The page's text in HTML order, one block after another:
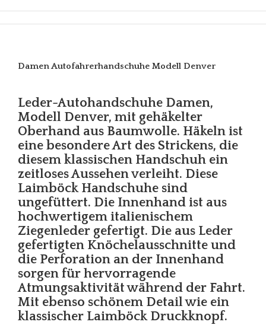
Damen Autofahrerhandschuhe Modell Denver
Leder-Autohandschuhe Damen,
Modell Denver, mit gehäkelter
Oberhand aus Baumwolle. Häkeln ist
eine besondere Art des Strickens, die
diesem klassischen Handschuh ein
zeitloses Aussehen verleiht. Diese
Laimböck Handschuhe sind
ungefüttert. Die Innenhand ist aus
hochwertigem italienischem
Ziegenleder gefertigt. Die aus Leder
gefertigten Knöchelausschnitte und
die Perforation an der Innenhand
sorgen für hervorragende
Atmungsaktivität während der Fahrt.
Mit ebenso schönem Detail wie ein
klassischer Laimböck Druckknopf.